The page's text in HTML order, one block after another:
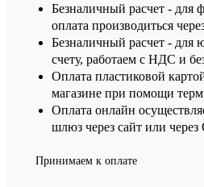
Безналичный расчет - для
оплата производиться
Безналичный расчет - для
счету, работаем с НДС и
Оплата пластиковой
магазине при помощи
Оплата онлайн
шлюз через сайт или через
Принимаем к оплате